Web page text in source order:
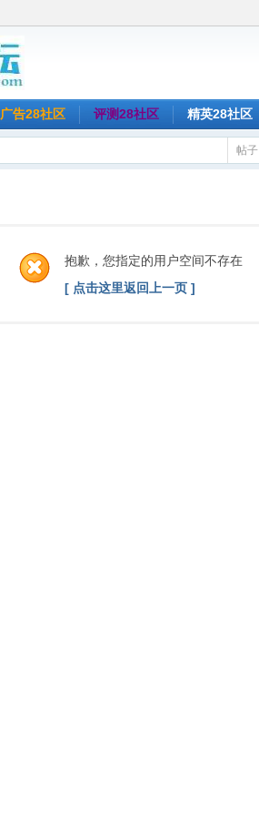
广告28社区 评测28社区 精英28社区
帖子
抱歉，您指定的用户空间不存在
[ 点击这里返回上一页 ]